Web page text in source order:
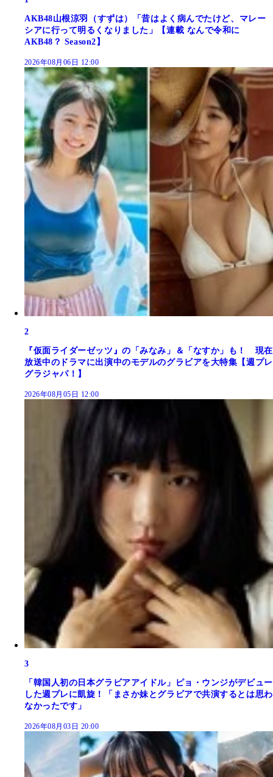
AKB48山根涼羽（すずは）「昔はよく病んでたけど、マレー
シアに行って明るくなりました」【連載 なんで令和に
AKB48？ Season2】
2026年08月06日 12:00
2
『仮面ライダーゼッツ』の「みなみ」＆「なすか」も！ 現在
放送中のドラマに出演中のモデルのグラビアを大特集【週プレ
グラジャパ！】
2026年08月05日 12:00
3
「韓国人初の日本グラビアアイドル」ピョ・ウンジがデビュー
した週プレに凱旋！「まさか妹とグラビアで共演するとは思わ
なかったです」
2026年08月03日 20:00